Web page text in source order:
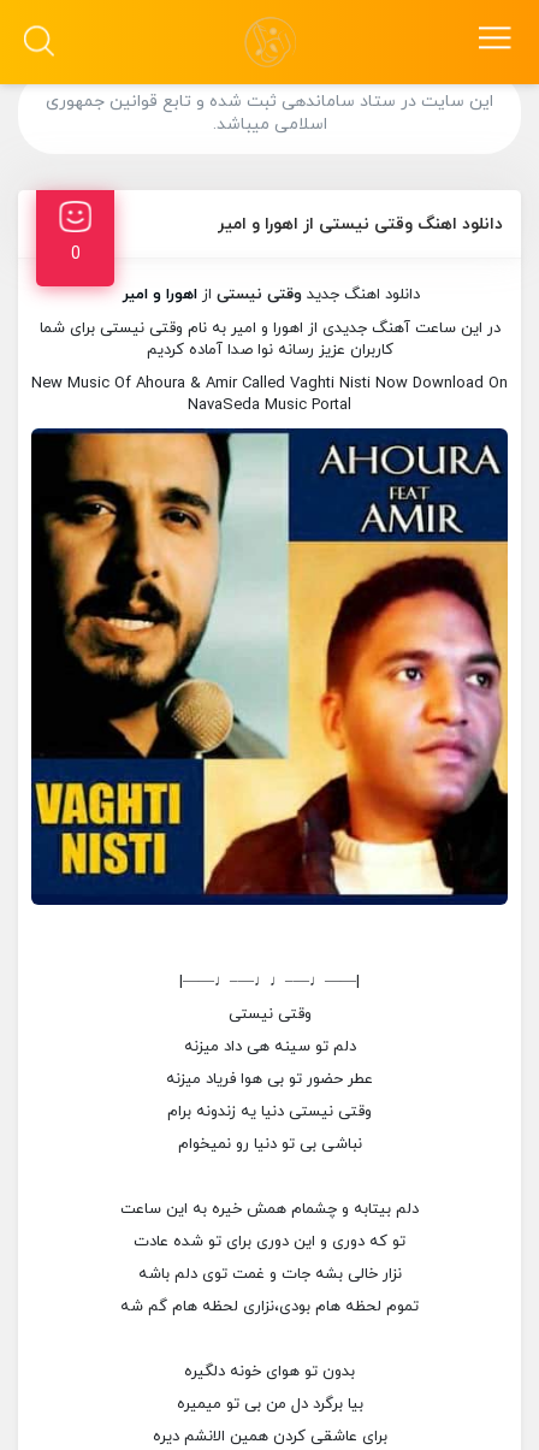
این سایت در ستاد ساماندهی ثبت شده و تابع قوانین جمهوری
اسلامی میباشد.
دانلود اهنگ وقتی نیستی از اهورا و امیر
0
دانلود اهنگ جدیدوقتی نیستی ازاهورا و امیر
در این ساعت آهنگ جدیدی از اهورا و امیر به نام وقتی نیستی برای شما
کاربران عزیز رسانه نوا صدا آماده کردیم
New Music Of Ahoura & Amir Called Vaghti Nisti Now Download On
NavaSeda Music Portal
|——♩—–♩♩—–♩——|
وقتی نیستی
دلم تو سینه هی داد میزنه
عطر حضور تو بی هوا فریاد میزنه
وقتی نیستی دنیا یه زندونه برام
نباشی بی تو دنیا رو نمیخوام
دلم بیتابه و چشمام همش خیره به این ساعت
تو که دوری و این دوری برای تو شده عادت
نزار خالی بشه جات و غمت توی دلم باشه
تموم لحظه هام بودی،نزاری لحظه هام گم شه
بدون تو هوای خونه دلگیره
بیا برگرد دل من بی تو میمیره
برای عاشقی کردن همین الانشم دیره